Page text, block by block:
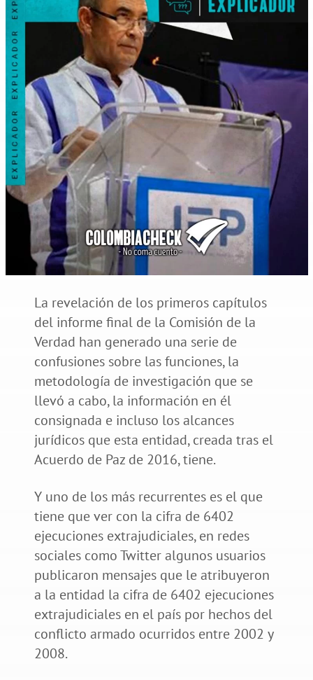
La revelación de los primeros capítulos
del informe final de la Comisión de la
Verdad han generado una serie de
confusiones sobre las funciones, la
metodología de investigación que se
llevó a cabo, la información en él
consignada e incluso los alcances
jurídicos que esta entidad, creada tras el
Acuerdo de Paz de 2016, tiene.
Y uno de los más recurrentes es el que
tiene que ver con la cifra de 6402
ejecuciones extrajudiciales, en redes
sociales como Twitter algunos usuarios
publicaron mensajes que le atribuyeron
a la entidad la cifra de 6402 ejecuciones
extrajudiciales en el país por hechos del
conflicto armado ocurridos entre 2002 y
2008.